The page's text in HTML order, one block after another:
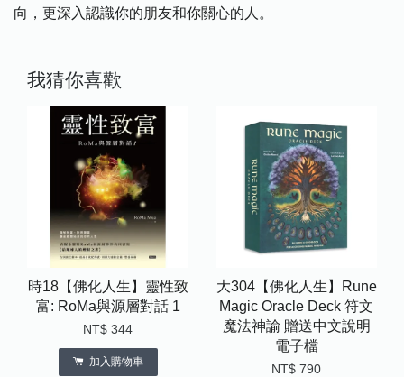
向，更深入認識你的朋友和你關心的人。
我猜你喜歡
時18【佛化人生】靈性致
富: RoMa與源層對話 1
NT$ 344
加入購物車
大304【佛化人生】Rune
Magic Oracle Deck 符文
魔法神諭 贈送中文說明
電子檔
NT$ 790